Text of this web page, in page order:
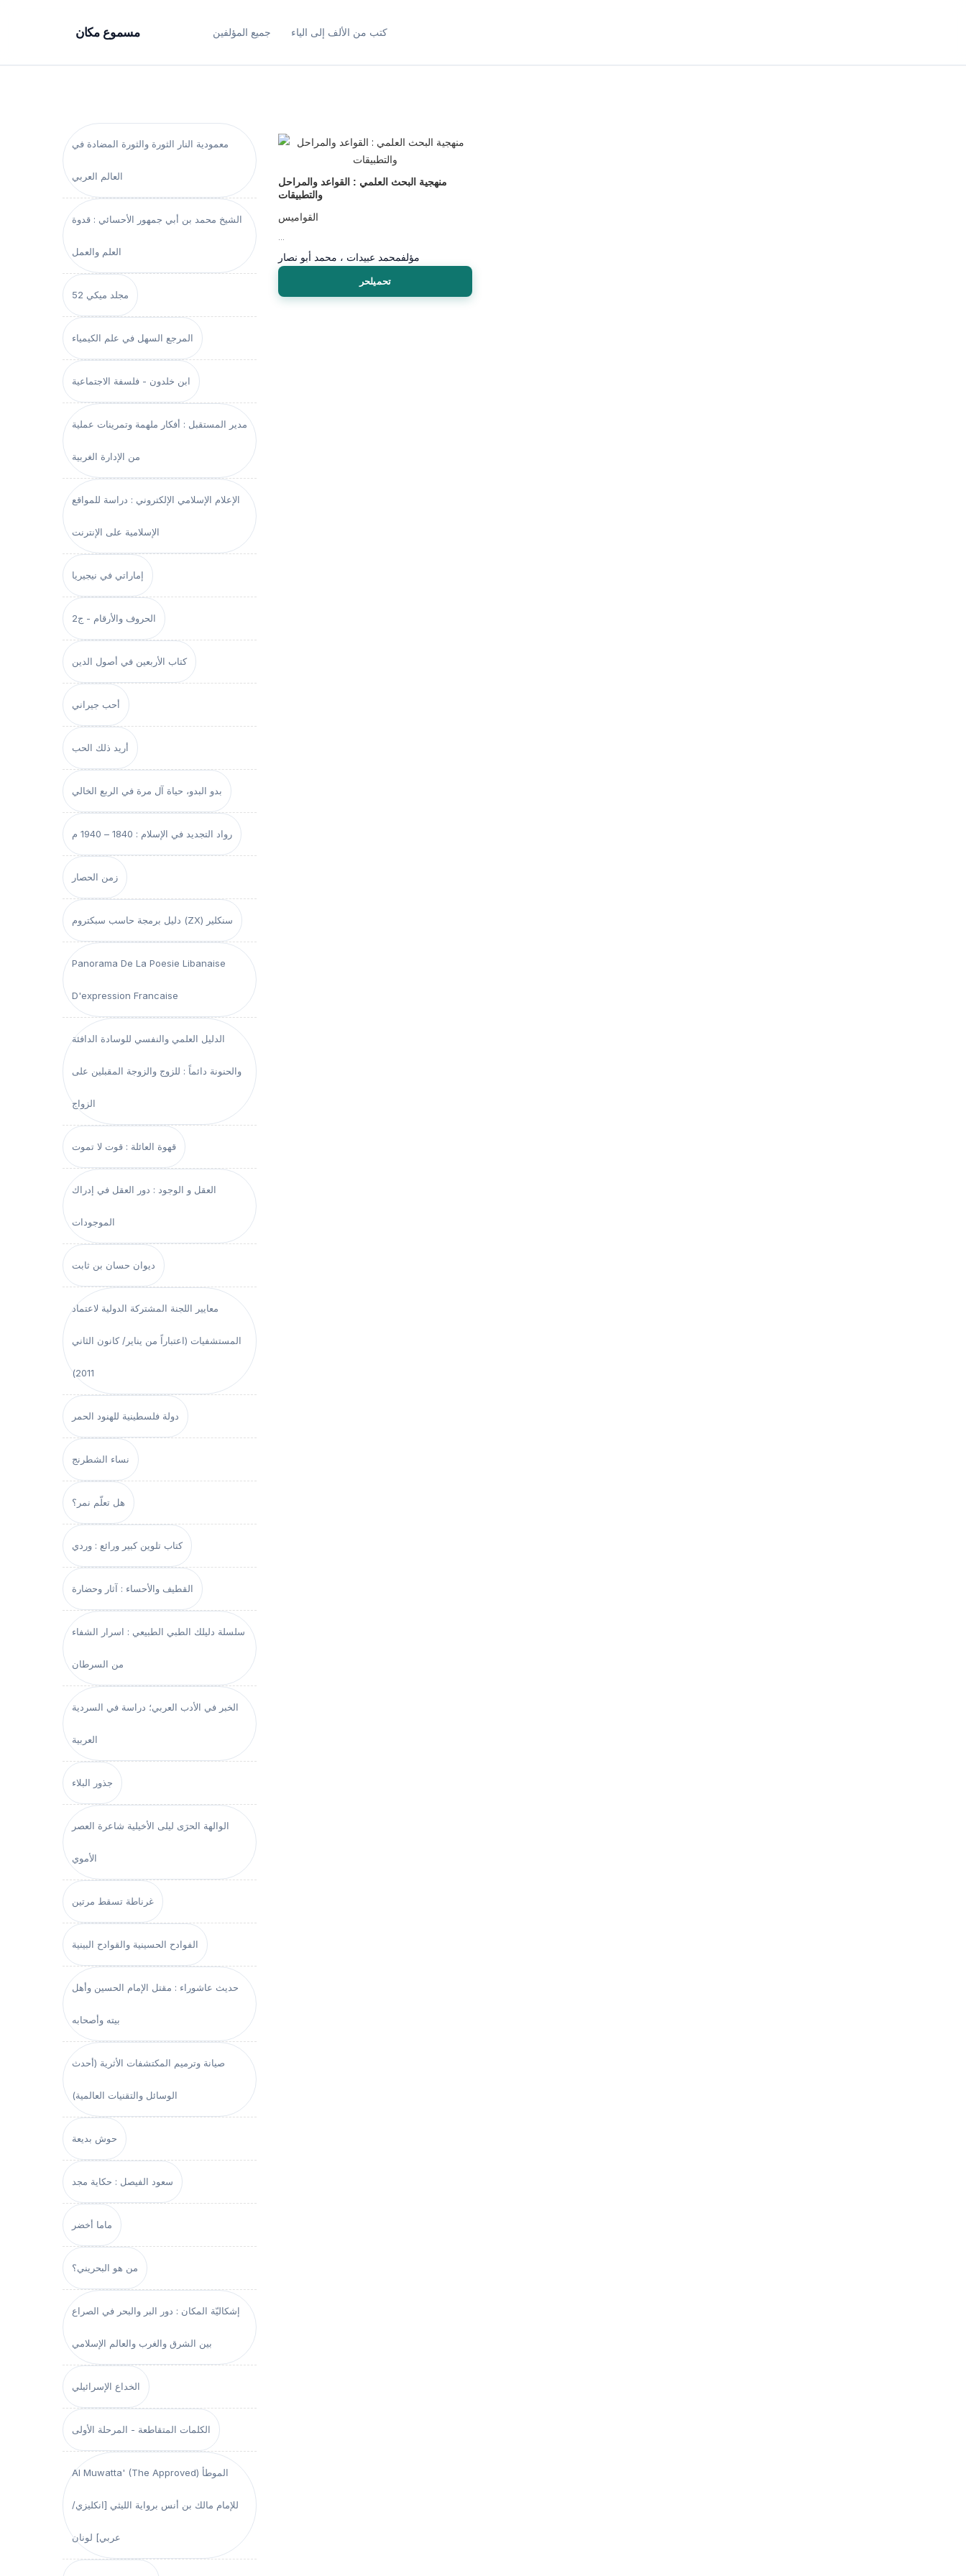
مسموع مكان جميع المؤلفين كتب من الألف إلى الياء
معمودية النار الثورة والثورة المضادة في
العالم العربي
الشيخ محمد بن أبي جمهور الأحسائي : قدوة
العلم والعمل
مجلد ميكي 52
المرجع السهل في علم الكيمياء
ابن خلدون - فلسفة الاجتماعية
مدير المستقبل : أفكار ملهمة وتمرينات عملية
من الإدارة الغربية
الإعلام الإسلامي الإلكتروني : دراسة للمواقع
الإسلامية على الإنترنت
إماراتي في نيجيريا
الحروف والأرقام - ج2
كتاب الأربعين في أصول الدين
أحب جيراني
أريد ذلك الحب
بدو البدو، حياة آل مرة في الربع الخالي
رواد التجديد في الإسلام : 1840 – 1940 م
زمن الحصار
دليل برمجة حاسب سبكتروم (ZX) سنكلير
Panorama De La Poesie Libanaise
D'expression Francaise
الدليل العلمي والنفسي للوسادة الدافئة
والحنونة دائماً : للزوج والزوجة المقبلين على
الزواج
قهوة العائلة : قوت لا تموت
العقل و الوجود : دور العقل في إدراك
الموجودات
ديوان حسان بن ثابت
معايير اللجنة المشتركة الدولية لاعتماد
المستشفيات (اعتباراً من يناير/ كانون الثاني
2011)
دولة فلسطينية للهنود الحمر
نساء الشطرنج
هل تعلّم نمر؟
كتاب تلوين كبير ورائع : وردي
القطيف والأحساء : آثار وحضارة
سلسلة دليلك الطبي الطبيعي : اسرار الشفاء
من السرطان
الخبر في الأدب العربي؛ دراسة في السردية
العربية
جذور البلاء
الوالهة الحرَى ليلى الأخيلية شاعرة العصر
الأموي
غرناطة تسقط مرتين
الفوادح الحسينية والقوادح البينية
حديث عاشوراء : مقتل الإمام الحسين وأهل
بيته وأصحابه
صيانة وترميم المكتشفات الأثرية (أحدث
الوسائل والتقنيات العالمية)
حوش بديعة
سعود الفيصل : حكاية مجد
ماما أخضر
من هو البحريني؟
إشكاليّة المكان : دور البر والبحر في الصراع
بين الشرق والغرب والعالم الإسلامي
الخداع الإسرائيلي
الكلمات المتقاطعة - المرحلة الأولى
Al Muwatta' (The Approved) الموطأ
للإمام مالك بن أنس برواية الليثي [انكليزي/
عربي] لونان
منهجية البحث العلمي : القواعد والمراحل
والتطبيقات
القواميس
مؤلفمحمد عبيدات ، محمد أبو نصار
تحميلحر